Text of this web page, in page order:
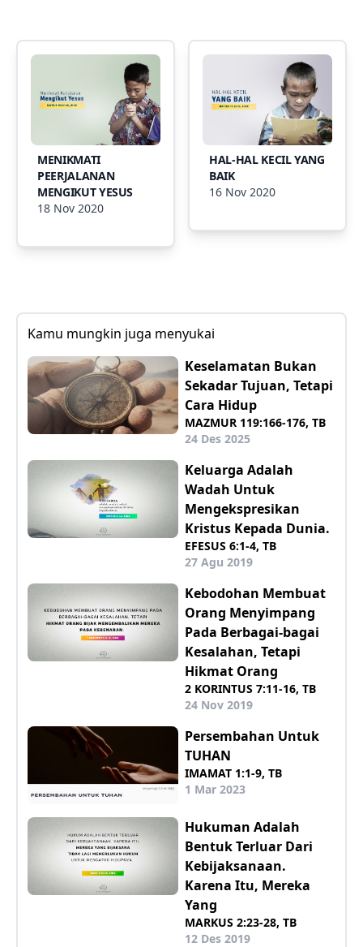
MENIKMATI
PEERJALANAN
MENGIKUT YESUS
18 Nov 2020
HAL-HAL KECIL YANG
BAIK
16 Nov 2020
Kamu mungkin juga menyukai
Keselamatan Bukan
Sekadar Tujuan, Tetapi
Cara Hidup
MAZMUR 119:166-176, TB
24 Des 2025
Keluarga Adalah
Wadah Untuk
Mengekspresikan
Kristus Kepada Dunia.
EFESUS 6:1-4, TB
27 Agu 2019
Kebodohan Membuat
Orang Menyimpang
Pada Berbagai-bagai
Kesalahan, Tetapi
Hikmat Orang
2 KORINTUS 7:11-16, TB
24 Nov 2019
Persembahan Untuk
TUHAN
IMAMAT 1:1-9, TB
1 Mar 2023
Hukuman Adalah
Bentuk Terluar Dari
Kebijaksanaan.
Karena Itu, Mereka
Yang
MARKUS 2:23-28, TB
12 Des 2019